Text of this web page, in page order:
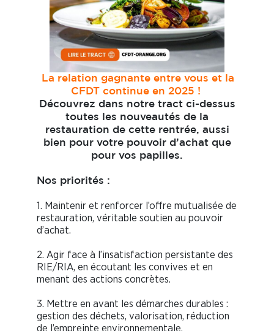
La relation gagnante entre vous et la
CFDT continue en 2025 !
Découvrez dans notre tract ci-dessus
toutes les nouveautés de la
restauration de cette rentrée, aussi
bien pour votre pouvoir d’achat que
pour vos papilles.
Nos priorités :
1. Maintenir et renforcer l’offre mutualisée de
restauration, véritable soutien au pouvoir
d’achat.
2. Agir face à l’insatisfaction persistante des
RIE/RIA, en écoutant les convives et en
menant des actions concrètes.
3. Mettre en avant les démarches durables :
gestion des déchets, valorisation, réduction
de l’empreinte environnementale.